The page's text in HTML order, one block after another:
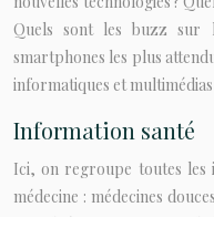
Quels sont les buzz sur
smartphones les plus
informatiques et multimédias
Information santé
Ici, on regroupe toutes les
médecine : médecines